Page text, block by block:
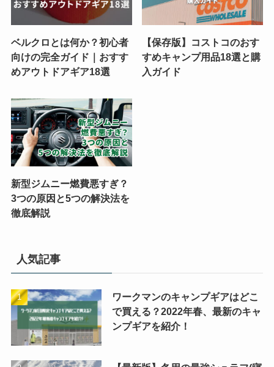
ベルクロとは何か？初心者
向けの完全ガイド｜おすす
めアウトドアギア18選
【保存版】コストコのおす
すめキャンプ用品18選と購
入ガイド
新型ジムニー燃費悪すぎ？
3つの原因と5つの解決法を
徹底解説
人気記事
ワークマンのキャンプギアはどこ
で買える？2022年春、最新のキャ
ンプギアを紹介！